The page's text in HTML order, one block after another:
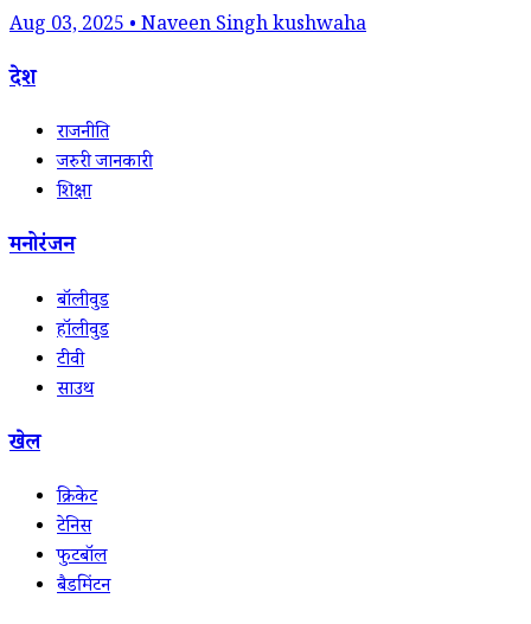
Aug 03, 2025 • Naveen Singh kushwaha
देश
राजनीति
जरुरी जानकारी
शिक्षा
मनोरंजन
बॉलीवुड
हॉलीवुड
टीवी
साउथ
खेल
क्रिकेट
टेनिस
फुटबॉल
बैडमिंटन